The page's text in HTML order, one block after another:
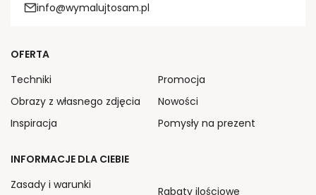
info@wymalujtosam.pl
OFERTA
Techniki
Obrazy z własnego zdjęcia
Inspiracja
Promocja
Nowości
Pomysły na prezent
INFORMACJE DLA CIEBIE
Zasady i warunki
Rabaty ilościowe